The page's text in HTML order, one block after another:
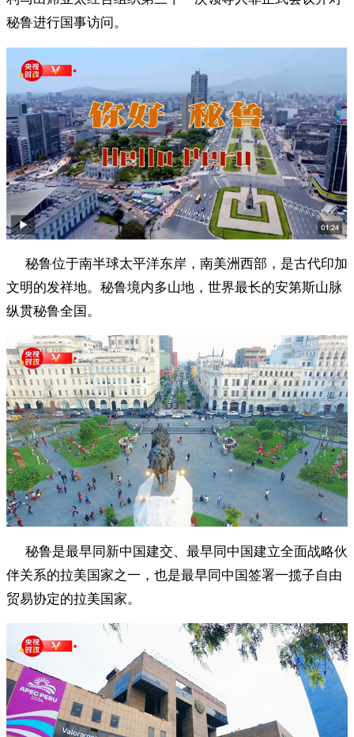
秘鲁进行国事访问。
秘鲁位于南半球太平洋东岸，南美洲西部，是古代印加
文明的发祥地。秘鲁境内多山地，世界最长的安第斯山脉
纵贯秘鲁全国。
秘鲁是最早同新中国建交、最早同中国建立全面战略伙
伴关系的拉美国家之一，也是最早同中国签署一揽子自由
贸易协定的拉美国家。